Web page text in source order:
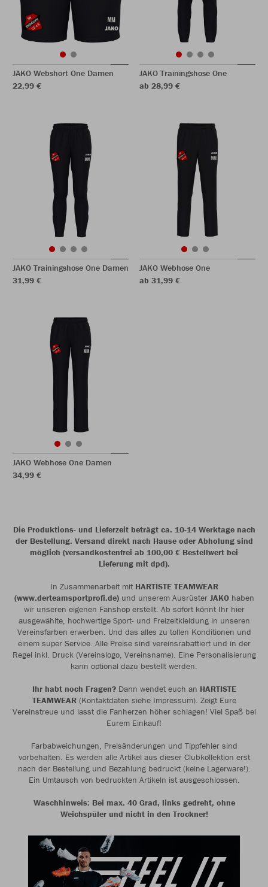
JAKO Webshort One Damen
22,99 €
JAKO Trainingshose One
ab 28,99 €
JAKO Trainingshose One Damen
31,99 €
JAKO Webhose One
ab 31,99 €
JAKO Webhose One Damen
34,99 €
Die Produktions- und Lieferzeit beträgt ca. 10-14 Werktage nach
der Bestellung. Versand direkt nach Hause oder Abholung sind
möglich (versandkostenfrei ab 100,00 € Bestellwert bei
Lieferung mit dpd).
In Zusammenarbeit mit HARTISTE TEAMWEAR
(www.derteamsportprofi.de)und unserem Ausrüster JAKOhaben
wir unseren eigenen Fanshop erstellt. Ab sofort könnt Ihr hier
ausgewählte, hochwertige Sport- und Freizeitkleidung in unseren
Vereinsfarben erwerben. Und das alles zu tollen Konditionen und
einem super Service. Alle Preise sind vereinsrabattiert und in der
Regel inkl. Druck (Vereinslogo, Vereinsname). Eine Personalisierung
kann optional dazu bestellt werden.
Ihr habt noch Fragen?Dann wendet euch an HARTISTE
TEAMWEAR(Kontaktdaten siehe Impressum). Zeigt Eure
Vereinstreue und lasst die Fanherzen höher schlagen! Viel Spaß bei
Eurem Einkauf!
Farbabweichungen, Preisänderungen und Tippfehler sind
vorbehalten. Es werden alle Artikel aus dieser Clubkollektion erst
nach der Bestellung und Bezahlung bedruckt (keine Lagerware!).
Ein Umtausch von bedruckten Artikeln ist ausgeschlossen.
Waschhinweis: Bei max. 40 Grad, links gedreht, ohne
Weichspüler und nicht in den Trockner!